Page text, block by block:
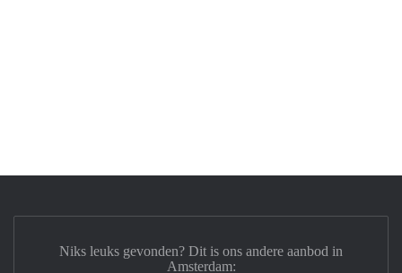
Niks leuks gevonden? Dit is ons andere aanbod in
Amsterdam: